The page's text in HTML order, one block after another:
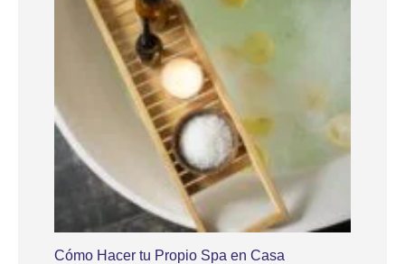
Cómo Hacer tu Propio Spa en Casa